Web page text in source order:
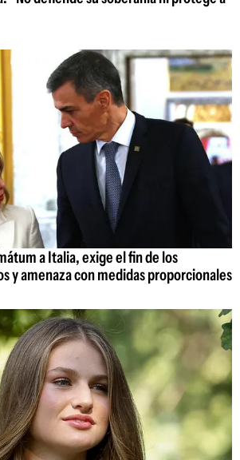
a Italia, exige el fin de los
y amenaza con medidas proporcionales